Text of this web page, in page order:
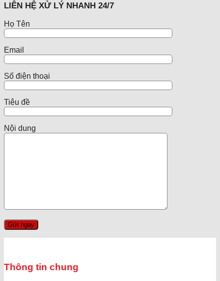
LIÊN HỆ XỬ LÝ NHANH 24/7
Họ Tên
Email
Số điện thoại
Tiêu đề
Nội dung
Thông tin chung